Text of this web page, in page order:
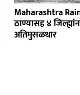
Maharashtra
ठाण्यासह ४
अतिमुसळधार